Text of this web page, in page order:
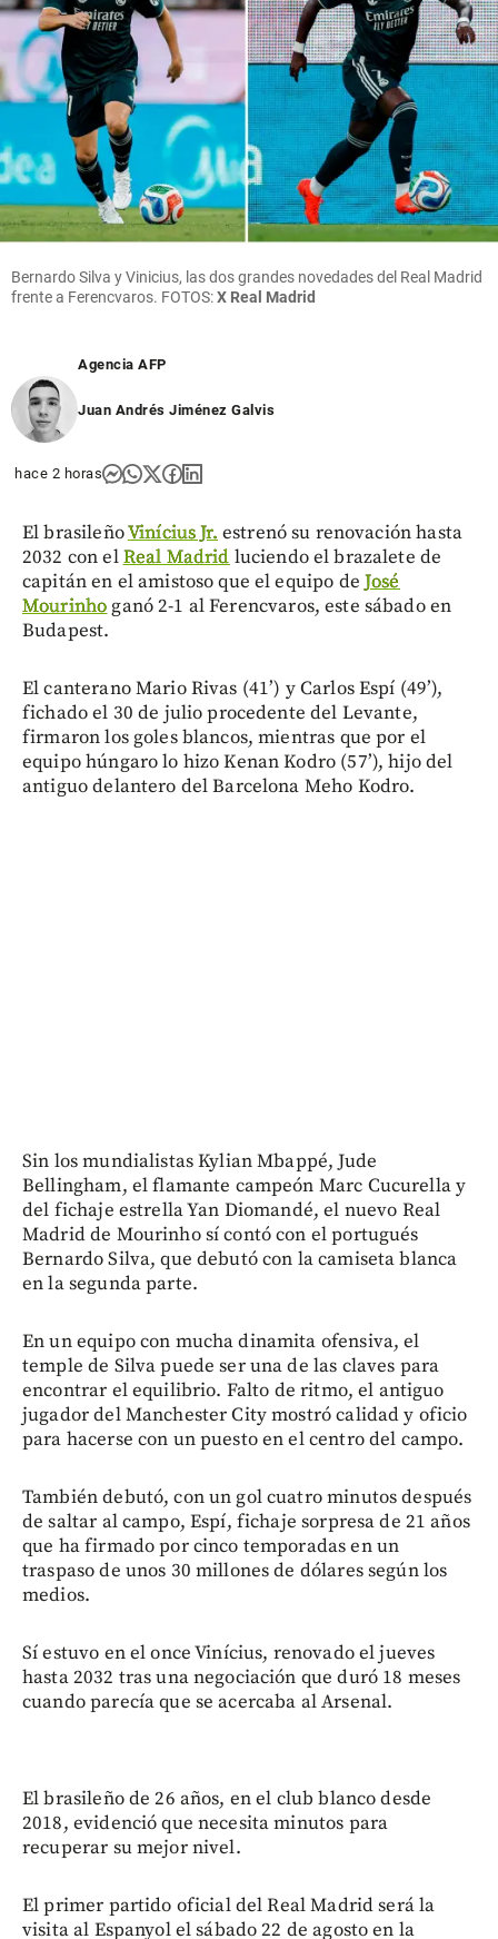
Bernardo Silva y Vinicius, las dos grandes novedades del Real Madrid
frente a Ferencvaros. FOTOS:X Real Madrid
Agencia AFP
Juan Andrés Jiménez Galvis
hace 2 horas
El brasileñoVinícius Jr. estrenó su renovación hasta
2032 con elReal Madrid luciendo el brazalete de
capitán en el amistoso que el equipo de José
Mourinho ganó 2-1 al Ferencvaros, este sábado en
Budapest.
El canterano Mario Rivas (41’) y Carlos Espí (49’),
fichado el 30 de julio procedente del Levante,
firmaron los goles blancos, mientras que por el
equipo húngaro lo hizo Kenan Kodro (57’), hijo del
antiguo delantero del Barcelona Meho Kodro.
Sin los mundialistas Kylian Mbappé, Jude
Bellingham, el flamante campeón Marc Cucurella y
del fichaje estrella Yan Diomandé, el nuevo Real
Madrid de Mourinho sí contó con el portugués
Bernardo Silva, que debutó con la camiseta blanca
en la segunda parte.
En un equipo con mucha dinamita ofensiva, el
temple de Silva puede ser una de las claves para
encontrar el equilibrio. Falto de ritmo, el antiguo
jugador del Manchester City mostró calidad y oficio
para hacerse con un puesto en el centro del campo.
También debutó, con un gol cuatro minutos después
de saltar al campo, Espí, fichaje sorpresa de 21 años
que ha firmado por cinco temporadas en un
traspaso de unos 30 millones de dólares según los
medios.
Sí estuvo en el once Vinícius, renovado el jueves
hasta 2032 tras una negociación que duró 18 meses
cuando parecía que se acercaba al Arsenal.
El brasileño de 26 años, en el club blanco desde
2018, evidenció que necesita minutos para
recuperar su mejor nivel.
El primer partido oficial del Real Madrid será la
visita al Espanyol el sábado 22 de agosto en la